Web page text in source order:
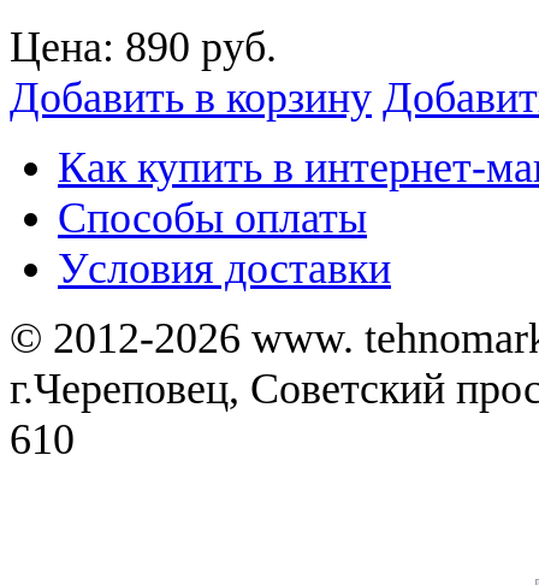
Цена: 890 руб.
Добавить в корзину
Как купить в интернет-
Способы оплаты
Уcловия доставки
© 2012-2026 www.
г.Череповец, Советский
610